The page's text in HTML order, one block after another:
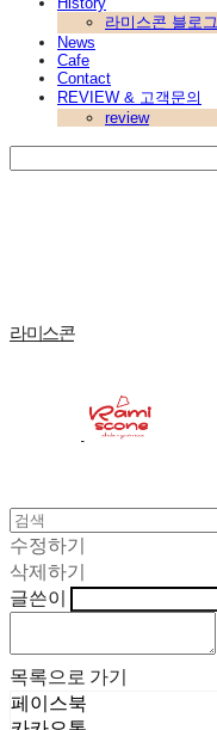
라미스콘 블로그
News
Cafe
Contact
REVIEW & 고객문의
review
라미스콘
수정하기
삭제하기
글쓴이
목록으로 가기
페이스북